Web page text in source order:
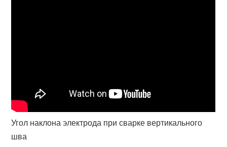
Угол наклона электрода при сварке вертикального
шва